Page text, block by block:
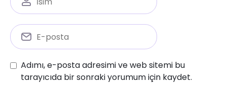
Adımı, e-posta adresimi ve web sitemi bu
tarayıcıda bir sonraki yorumum için kaydet.